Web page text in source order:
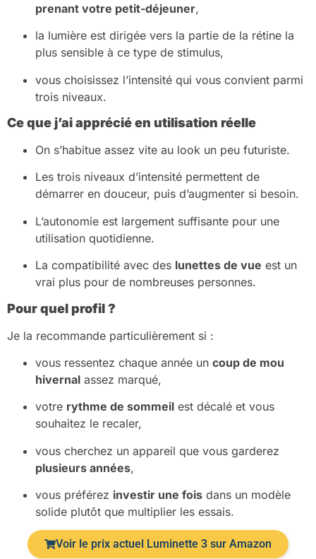
prenant votre petit-déjeuner,
la lumière est dirigée vers la partie de la rétine la
plus sensible à ce type de stimulus,
vous choisissez l’intensité qui vous convient parmi
trois niveaux.
Ce que j’ai apprécié en utilisation réelle
On s’habitue assez vite au look un peu futuriste.
Les trois niveaux d’intensité permettent de
démarrer en douceur, puis d’augmenter si besoin.
L’autonomie est largement suffisante pour une
utilisation quotidienne.
La compatibilité avec des lunettes de vue est un
vrai plus pour de nombreuses personnes.
Pour quel profil ?
Je la recommande particulièrement si :
vous ressentez chaque année un coup de mou
hivernal assez marqué,
votre rythme de sommeil est décalé et vous
souhaitez le recaler,
vous cherchez un appareil que vous garderez
plusieurs années,
vous préférez investir une fois dans un modèle
solide plutôt que multiplier les essais.
Voir le prix actuel Luminette 3 sur Amazon